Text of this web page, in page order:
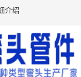
介绍